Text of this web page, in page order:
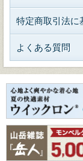
特定商取引法に
よくある質問